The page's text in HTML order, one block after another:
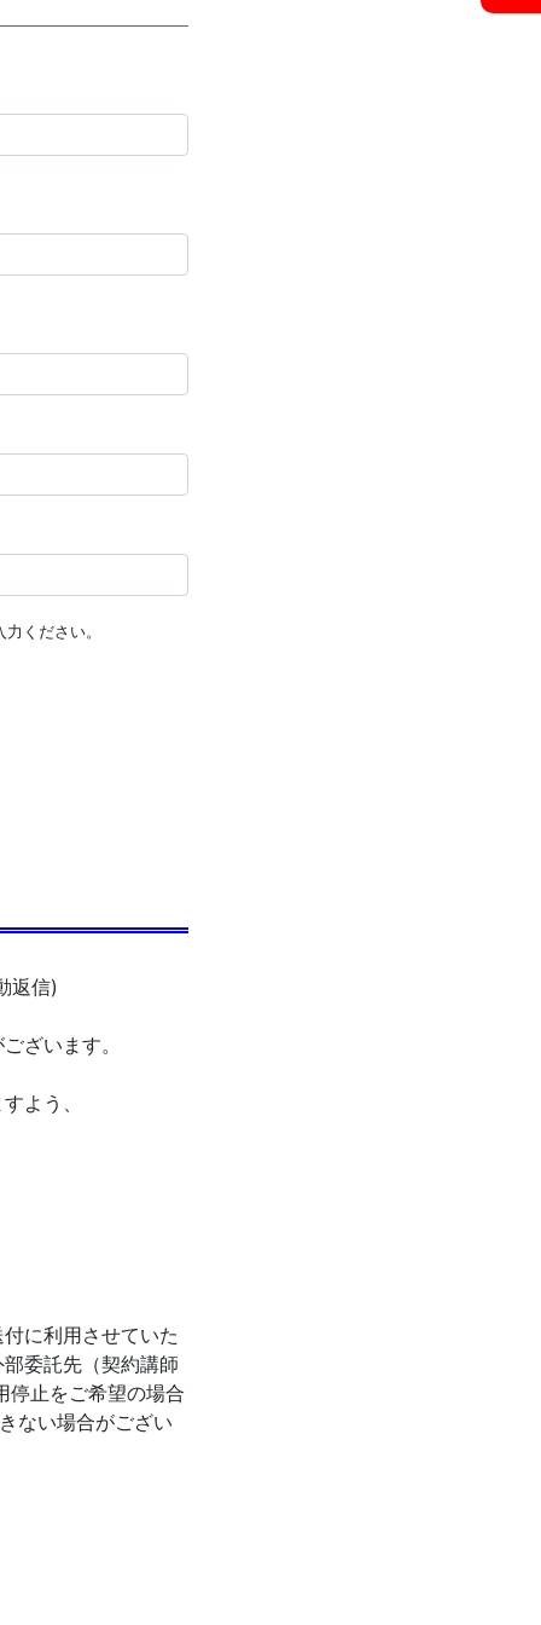
ください。
返信)
ざいます。
よう、
に利用させていた
委託先（契約講師
停止をご希望の場合
ない場合がござい